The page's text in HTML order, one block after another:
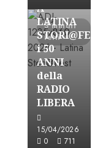
3 minuti
letti
A
LATINA
i 50
ANNI
della
RADIO
LIBERA
15/04/2026
0
711
Astorri News